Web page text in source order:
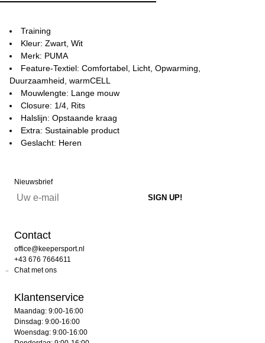
Training
Kleur: Zwart, Wit
Merk: PUMA
Feature-Textiel: Comfortabel, Licht, Opwarming,
Duurzaamheid, warmCELL
Mouwlengte: Lange mouw
Closure: 1/4, Rits
Halslijn: Opstaande kraag
Extra: Sustainable product
Geslacht: Heren
Nieuwsbrief
Contact
office@keepersport.nl
+43 676 7664611
Chat met ons
Klantenservice
Maandag: 9:00-16:00
Dinsdag: 9:00-16:00
Woensdag: 9:00-16:00